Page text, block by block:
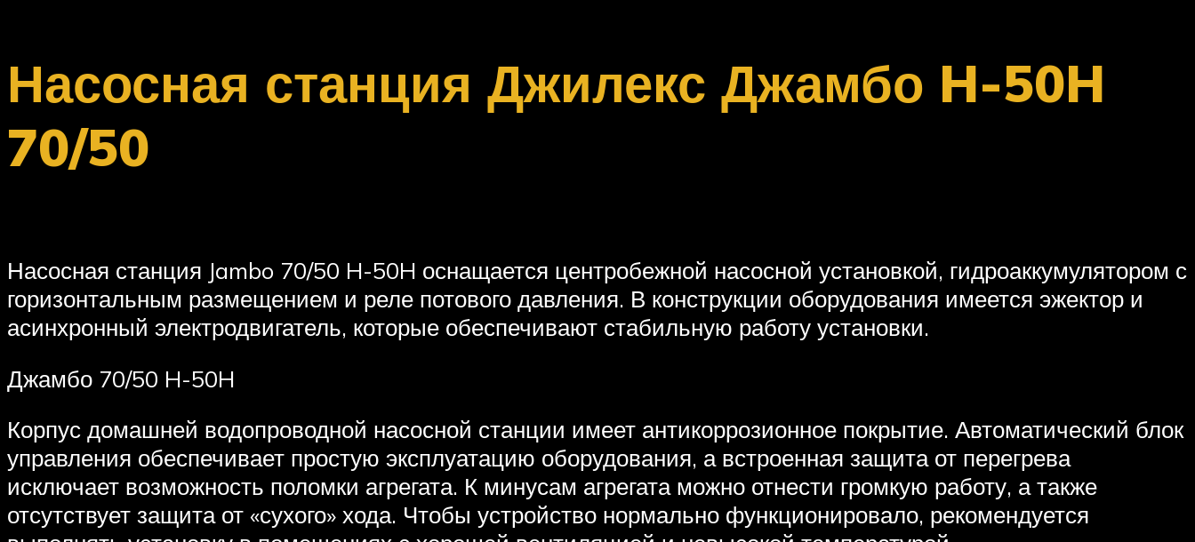
Насосная станция Джилекс Джамбо H-50H
70/50
Насосная станция Jambo 70/50 H-50H оснащается центробежной насосной установкой, гидроаккумулятором с
горизонтальным размещением и реле потового давления. В конструкции оборудования имеется эжектор и
асинхронный электродвигатель, которые обеспечивают стабильную работу установки.
Джамбо 70/50 H-50H
Корпус домашней водопроводной насосной станции имеет антикоррозионное покрытие. Автоматический блок
управления обеспечивает простую эксплуатацию оборудования, а встроенная защита от перегрева
исключает возможность поломки агрегата. К минусам агрегата можно отнести громкую работу, а также
отсутствует защита от «сухого» хода. Чтобы устройство нормально функционировало, рекомендуется